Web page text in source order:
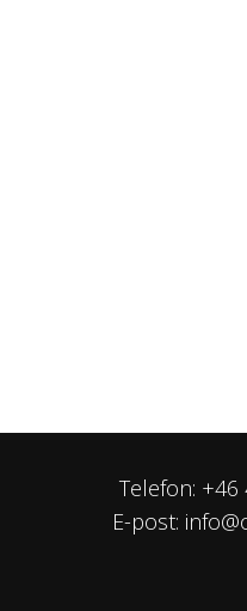
Telefon: +46
E-post: